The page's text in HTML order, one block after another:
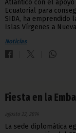
Atlántico con el
Ecuatorial para
SIDA, ha emprendido
Islas Vírgenes a
Noticias
Fiesta en la
agosto 22, 2014
La sede diplomática